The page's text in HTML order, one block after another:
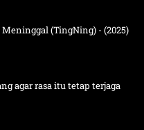
(TingNing) - (2025)
agar rasa itu tetap terjaga